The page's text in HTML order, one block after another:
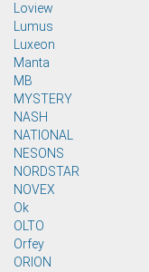
Loview
Lumus
Luxeon
Manta
MB
MYSTERY
NASH
NATIONAL
NESONS
NORDSTAR
NOVEX
Ok
OLTO
Orfey
ORION